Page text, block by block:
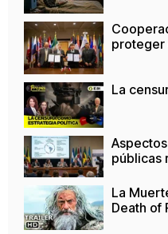
proteger
La
públicas
La
Death of